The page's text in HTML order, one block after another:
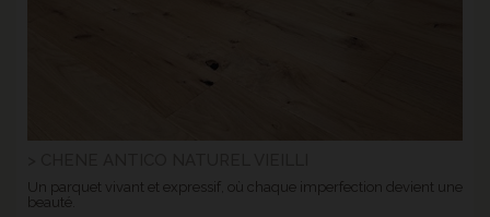
Un parquet vivant et expressif, où chaque imperfection devient une
beauté.